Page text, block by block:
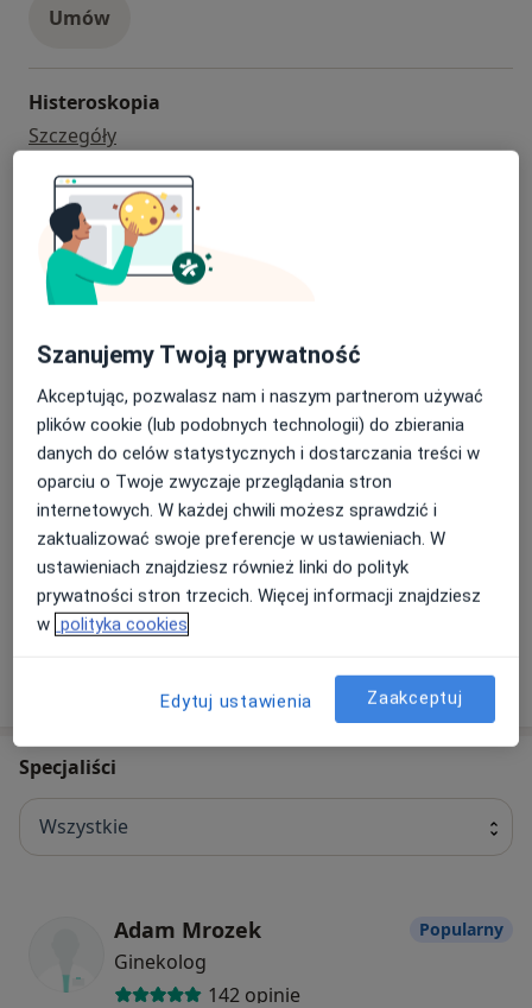
Umów
Histeroskopia
Szczegółyhisteroskopia
Umów
Konsultacja ginekologiczna
120 zł
Szczegóły
Umów
Laparoskopowe usunięcie macicy
Szczegóły laparoskopowe usunięcie macicy
Umów
+ 7 usług
W jaki sposób ustalane są ceny?
Specjaliści
Wszystkie
Adam Mrozek
Ginekolog
142 opinie
Popularny
Szanujemy Twoją prywatność
Akceptując, pozwalasz nam i naszym partnerom używać
plików cookie (lub podobnych technologii) do zbierania
danych do celów statystycznych i dostarczania treści w
oparciu o Twoje zwyczaje przeglądania stron
internetowych. W każdej chwili możesz sprawdzić i
zaktualizować swoje preferencje w ustawieniach. W
ustawieniach znajdziesz również linki do polityk
prywatności stron trzecich. Więcej informacji znajdziesz
w polityka cookies
Edytuj ustawienia Zaakceptuj